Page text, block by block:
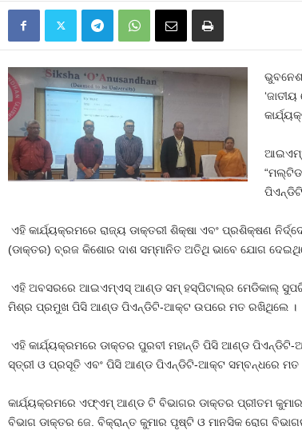
ଏହି କାର୍ଯ୍ୟକ୍ରମରେ ରାଜ୍ୟ ଡାକ୍ତରୀ ଶିକ୍ଷା ଏବଂ ପ୍ରଶିକ୍ଷଣ
(ଡାକ୍ତର) ବ୍ରଜ କିଶୋର ଦାଶ ସମ୍ମାନିତ ଅତିଥି ଭାବେ ଯୋଗ
ଏହି ଅବସରରେ ଆଇଏମ୍‌ଏସ୍ ଆଣ୍ଡ ସମ୍ ହସ୍ପିଟାଲ୍‌ର ମେଡିକାଲ୍
ମିଶ୍ର ପ୍ରମୁଖ ପିସି ଆଣ୍ଡ ପିଏନ୍‌ଡିଟି-ଆକ୍ଟ ଉପରେ ମତ ରଖିଥିଲେ ।
ଏହି କାର୍ଯ୍ୟକ୍ରମରେ ଡାକ୍ତର ପୁରବୀ ମହାନ୍ତି ପିସି ଆଣ୍ଡ
ସ୍ତ୍ରୀ ଓ ପ୍ରସୂତି ଏବଂ ପିସି ଆଣ୍ଡ ପିଏନ୍‌ଡିଟି-ଆକ୍ଟ ସମ୍ବନ୍ଧରେ ମତ
କାର୍ଯ୍ୟକ୍ରମରେ ଏଫ୍‌ଏମ୍ ଆଣ୍ଡ ଟି ବିଭାଗର ଡାକ୍ତର ପ୍ରୀତମ
ବିଭାଗ ଡାକ୍ତର ଜେ. ବିକ୍ରାନ୍ତ କୁମାର ପୃଷ୍ଟି ଓ ମାନସିକ ରୋଗ